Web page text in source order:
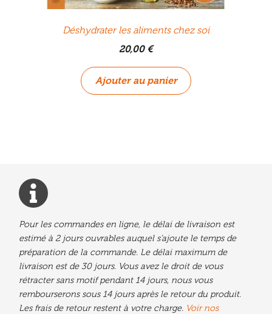
Déshydrater les aliments chez soi
20,00 €
Ajouter au panier
Pour les commandes en ligne, le délai de livraison est
estimé à 2 jours ouvrables auquel s'ajoute le temps de
préparation de la commande. Le délai maximum de
livraison est de 30 jours. Vous avez le droit de vous
rétracter sans motif pendant 14 jours, nous vous
rembourserons sous 14 jours après le retour du produit.
Les frais de retour restent à votre charge. Voir nos